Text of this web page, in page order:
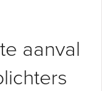
aanval